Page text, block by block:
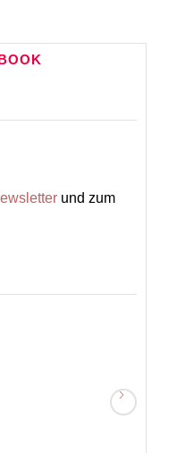
und zum